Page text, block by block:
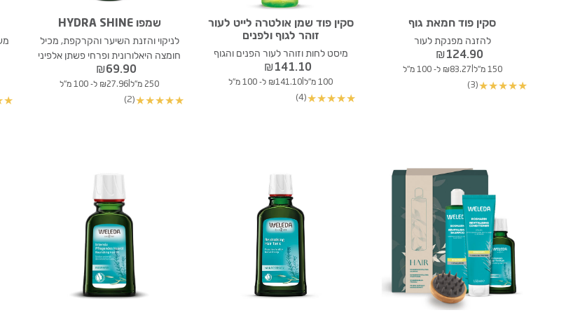
סקין פוד חמאת גוף
להזנה מפנקת לעור
₪124.90
150 מ"ל ₪83.27 ל- 100 מ"ל
★
★
★
★
★
(3)
סקין פוד שמן אולטרה לייט לעור
זוהר לגוף ולפנים
מיסט לחות וזוהר לעור הפנים והגוף
₪141.10
100 מ"ל | ₪141.10 ל- 100 מ"ל
★
★
★
★
★
(4)
שמפו HYDRA SHINE
לניקוי והזנת השיער והקרקפת, מכיל
חומצה היאלורונית ופרחי פשתן אלפיני
₪69.90
250 מ"ל | ₪27.96 ל- 100 מ"ל
★
★
★
★
★
(2)
★